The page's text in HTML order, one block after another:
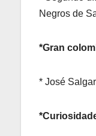
Negros de
*Gran
* José